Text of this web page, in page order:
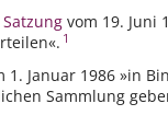
Satzung vom 19. Juni
1
Januar 1986 »in
Sammlung